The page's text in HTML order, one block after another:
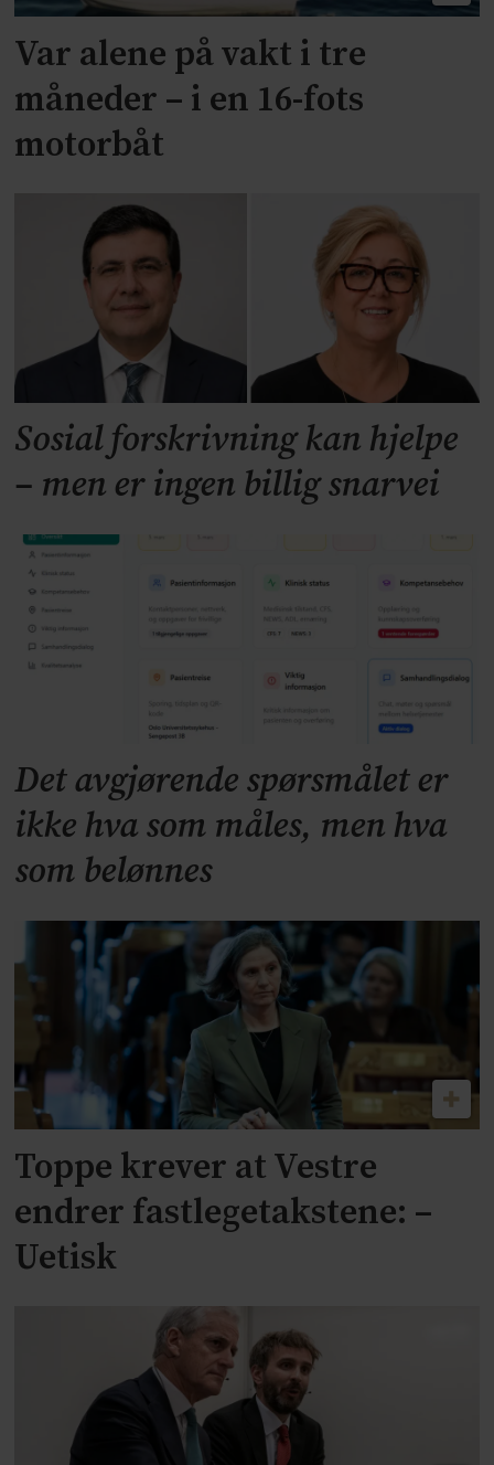
Var alene på vakt i tre
måneder – i en 16-fots
motorbåt
Sosial forskrivning kan hjelpe
– men er ingen billig snarvei
Det avgjørende spørsmålet er
ikke hva som måles, men hva
som belønnes
Toppe krever at Vestre
endrer fastlegetakstene: –
Uetisk